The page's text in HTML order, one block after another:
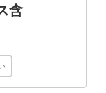
含